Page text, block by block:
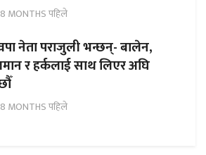
8 MONTHS पहिले
नेता पराजुली भन्छन्- बालेन,
र हर्कलाई साथ लिएर अघि
8 MONTHS पहिले